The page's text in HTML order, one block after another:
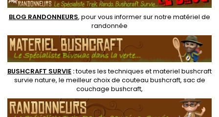
BLOG RANDONNEURS, pour vous informer sur notre matériel de
randonnée
BUSHCRAFT SURVIE :toutes les techniques etmateriel bushcraft
survie nature, le meilleur choix de couteau bushcraft, sac de
couchage bushcraft,